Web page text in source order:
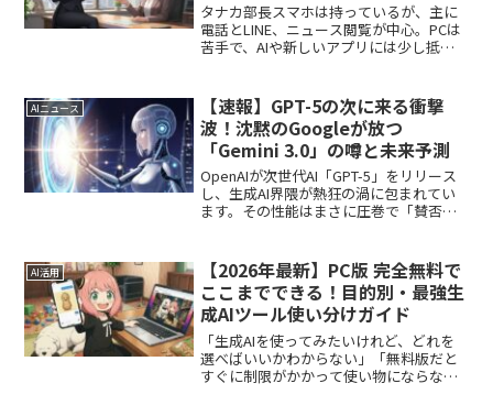
タナカ部長スマホは持っているが、主に
電話とLINE、ニュース閲覧が中心。PCは
苦手で、AIや新しいアプリには少し抵抗
を使いこなすOL。Geminiを日常的に活用
している...
AIニュース
【速報】GPT-5の次に来る衝撃
波！沈黙のGoogleが放つ
「Gemini 3.0」の噂と未来予測
OpenAIが次世代AI「GPT-5」をリリース
し、生成AI界隈が熱狂の渦に包まれてい
ます。その性能はまさに圧巻で「賛否両
います。この大きな動きに対して、ライ
バルであ...
AI活用
【2026年最新】PC版 完全無料で
ここまでできる！目的別・最強生
成AIツール使い分けガイド
「生成AIを使ってみたいけれど、どれを
選べばいいかわからない」「無料版だと
すぐに制限がかかって使い物にならない